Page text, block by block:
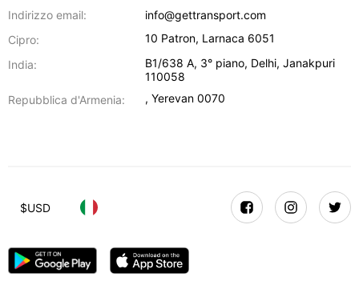
Indirizzo email:
info@gettransport.com
Cipro:
10 Patron, Larnaca 6051
India:
B1/638 A, 3° piano, Delhi,Janakpuri
110058
Repubblica d'Armenia:
,Yerevan 0070
$USD